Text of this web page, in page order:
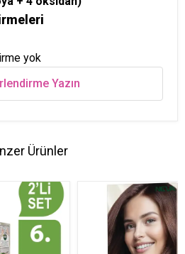
yok
Yazın
Ürünler